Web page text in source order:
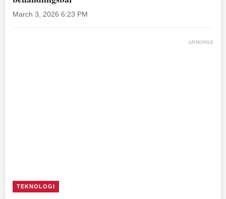
March 3, 2026 6:23 PM
ANNONSE
TEKNOLOGI